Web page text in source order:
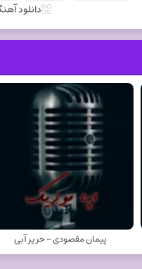
دانلود
پیمان مقصودی - حریر آبی